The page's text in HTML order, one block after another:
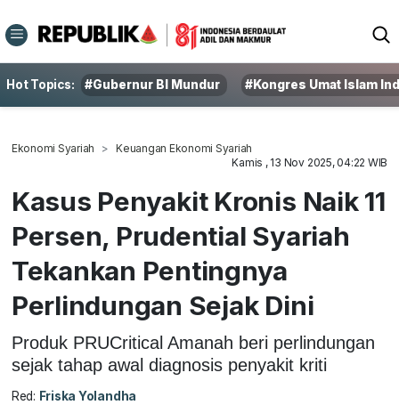
Hot Topics: #Gubernur BI Mundur #Kongres Umat Islam
Ekonomi Syariah
Keuangan Ekonomi Syariah
Kamis , 13 Nov 2025, 04:22 WIB
Kasus Penyakit Kronis Naik 11
Persen, Prudential Syariah
Tekankan Pentingnya
Perlindungan Sejak Dini
Produk PRUCritical Amanah beri perlindungan
sejak tahap awal diagnosis penyakit kriti
Red: Friska Yolandha